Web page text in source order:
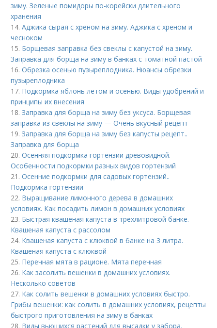
зиму. Зеленые помидоры по-корейски длительного
хранения
14.Аджика сырая с хреном на зиму. Аджика с хреном и
чесноком
15. Борщевая заправка без свеклы с капустой на зиму.
Заправка для борща на зиму в банках с томатной пастой
16.Обрезка осенью пузыреплодника. Нюансы обрезки
пузыреплодника
17. Подкормка яблонь летом и осенью. Виды удобрений и
принципы их внесения
18.Заправка для борща на зиму без уксуса. Борщевая
заправка из свеклы на зиму — Очень вкусный рецепт
19.Заправка для борща на зиму без капусты рецепт..
Заправка для борща
20.Осенняя подкормка гортензии древовидной.
Особенности подкормки разных видов гортензий
21.Осенние подкормки для садовых гортензий..
Подкормка гортензии
22. Выращивание лимонного дерева в домашних
условиях. Как посадить лимон в домашних условиях
23. Быстрая квашеная капуста в трехлитровой банке.
Квашеная капуста с рассолом
24. Квашеная капуста с клюквой в банке на 3 литра.
Квашеная капуста с клюквой
25. Перечная мята в рационе. Мята перечная
26. Как засолить вешенки в домашних условиях.
Несколько советов
27. Как солить вешенки в домашних условиях быстро.
Грибы вешенки: как солить в домашних условиях, рецепты
быстрого приготовления на зиму в банках
28. Виды вьющихся растений для высадки у забора.